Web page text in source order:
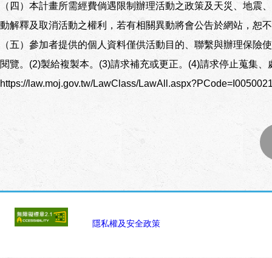
（四）本計畫所需經費倘遇限制辦理活動之政策及天災、地
動解釋及取消活動之權利，若有相關異動將會公告於網站，恕
（五）參加者提供的個人資料僅供活動目的、聯繫與辦理保
閱覽。(2)製給複製本。(3)請求補充或更正。(4)請求停止蒐集
https://law.moj.gov.tw/LawClass/
隱私權及安全政策